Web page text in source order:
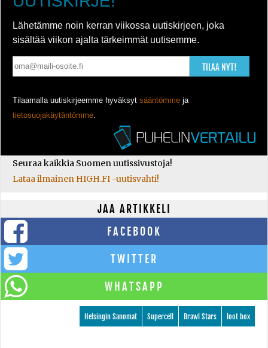
Lähetämme noin kerran viikossa uutiskirjeen, joka
sisältää viikon ajalta tärkeimmät uutisemme.
TILAA NYT!
Tilaamalla uutiskirjeemme hyväksyt sääntömme ja
tietosuojakäytäntömme
Seuraa kaikkia Suomen uutissivustoja!
Lataa ilmainen HIGH.FI -uutisvahti!
JAA ARTIKKELI
FACEBOOK
TWITTER
WHATSAPP
loot box
Brawl Stars
Supercell
Helsingin Sanomat